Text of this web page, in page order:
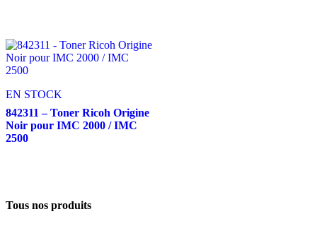
EN STOCK
842311 – Toner Ricoh Origine
Noir pour IMC 2000 / IMC
2500
Tous nos produits